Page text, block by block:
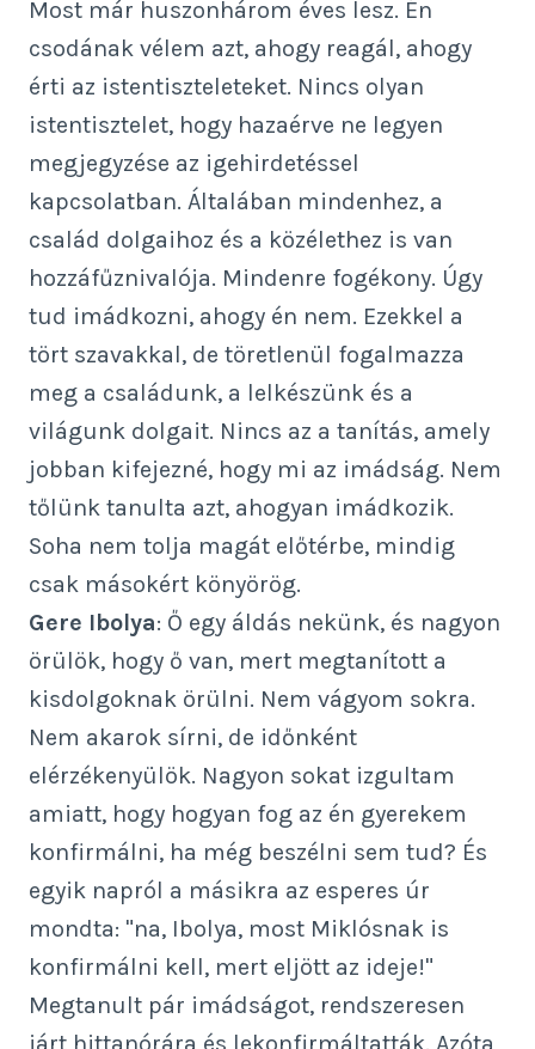
Most már huszonhárom éves lesz. Én
csodának vélem azt, ahogy reagál, ahogy
érti az istentiszteleteket. Nincs olyan
istentisztelet, hogy hazaérve ne legyen
megjegyzése az igehirdetéssel
kapcsolatban. Általában mindenhez, a
család dolgaihoz és a közélethez is van
hozzáfűznivalója. Mindenre fogékony. Úgy
tud imádkozni, ahogy én nem. Ezekkel a
tört szavakkal, de töretlenül fogalmazza
meg a családunk, a lelkészünk és a
világunk dolgait. Nincs az a tanítás, amely
jobban kifejezné, hogy mi az imádság. Nem
tőlünk tanulta azt, ahogyan imádkozik.
Soha nem tolja magát előtérbe, mindig
csak másokért könyörög.
Gere Ibolya: Ő egy áldás nekünk, és nagyon
örülök, hogy ő van, mert megtanított a
kisdolgoknak örülni. Nem vágyom sokra.
Nem akarok sírni, de időnként
elérzékenyülök. Nagyon sokat izgultam
amiatt, hogy hogyan fog az én gyerekem
konfirmálni, ha még beszélni sem tud? És
egyik napról a másikra az esperes úr
mondta: "na, Ibolya, most Miklósnak is
konfirmálni kell, mert eljött az ideje!"
Megtanult pár imádságot, rendszeresen